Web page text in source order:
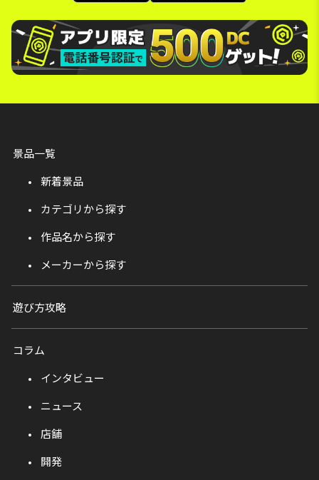
景品一覧
新着景品
カテゴリから探す
作品名から探す
メーカーから探す
遊び方攻略
コラム
インタビュー
ニュース
店舗
開発